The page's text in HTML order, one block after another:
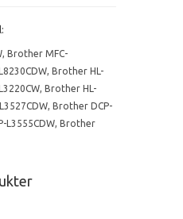
, Brother MFC-
, Brother HL-
, Brother HL-
, Brother DCP-
L3555CDW, Brother